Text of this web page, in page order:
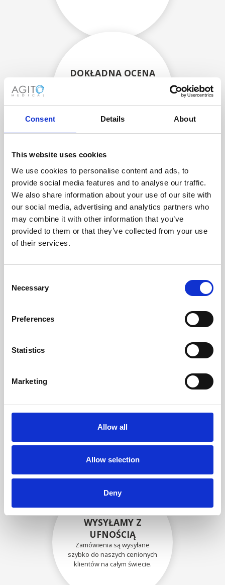
Consent Details About
This website uses cookies
We use cookies to personalise content and ads, to
provide social media features and to analyse our traffic.
We also share information about your use of our site with
our social media, advertising and analytics partners who
may combine it with other information that you’ve
provided to them or that they’ve collected from your use
of their services.
Selection
Necessary
Preferences
Statistics
Marketing
Allow all
Allow selection
Deny
DOKŁADNA OCENA
ODZYSKIWANIE
Z OSTROŻNOŚCIĄ
Użyteczne części są
skrupulatnie odzyskiwane w
bezpiecznym środowisku ESD,
zapewniając brak uszkodzeń
ani zanieczyszczeń.
BEZPIECZNIE
ZAPAKOWANE
Każda pojedyncza część jest
użyciu odpowiednich
materiałów.
WYSYŁAMY Z
UFNOŚCIĄ
Zamówienia są wysyłane
szybko do naszych cenionych
klientów na całym świecie.